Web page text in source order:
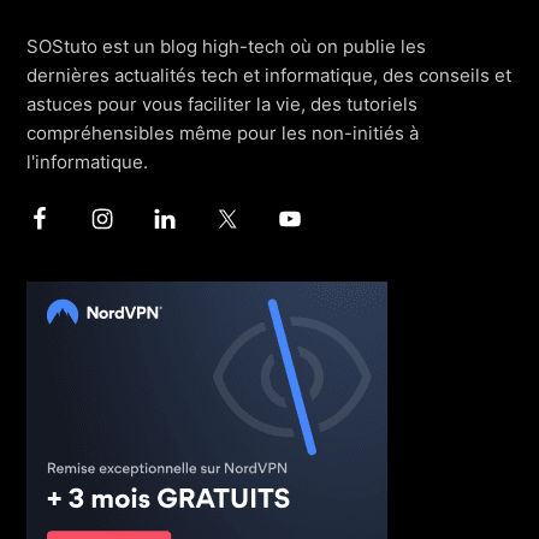
SOStuto est un blog high-tech où on publie les
dernières actualités tech et informatique, des conseils et
astuces pour vous faciliter la vie, des tutoriels
compréhensibles même pour les non-initiés à
l'informatique.